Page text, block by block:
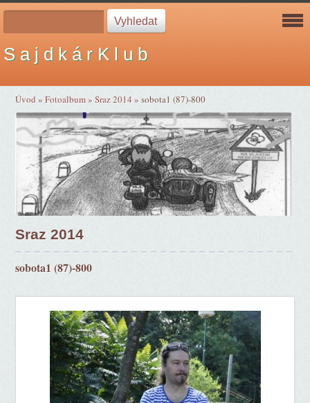
S a j d k á r K l u b
Úvod »Fotoalbum»Sraz 2014»sobota1 (87)-800
Sraz 2014
sobota1 (87)-800